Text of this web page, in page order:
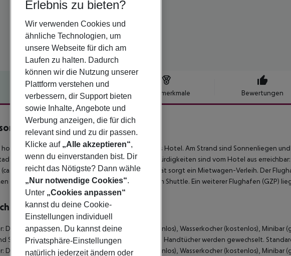
Hotelbeschreibung Hotelmerkmale Bewertungen
hoteleigenen Sand-/Kiesstrand entfernt gelegenes Hotel. Am Strand sind Sonnenliegen
Alanya ist ca. 8 km entfernt. Folgende Sehenswürdigkeiten sind vom Hotel aus erreichbar:
10 km) und Damlatas Cave (ca. 10 km). Für Mobilität sorgt ein Mietwagen-Verleih. Der
Hotel und Flughafen verkehrt (gegen Gebühr) ein Shuttle. Ein weiterer Flughafen (GZP)
Die Zimmer sind ausgestattet mit Babybett (kostenlos), Wasserkocher (kostenlos), Minibar
Sat-TV sowie individuell regulierbarer Klimaanlage. Handtücher werden gewechselt.
Die Zimmer sind ausgestattet mit Babybett (kostenlos), Wasserkocher (kostenlos), Minibar
Erlebnis zu bieten?
Wir verwenden Cookies und
ähnliche Technologien, um
unsere Webseite für dich am
Laufen zu halten. Dadurch
können wir die Nutzung unserer
Plattform verstehen und
verbessern, dir Support bieten
sowie Inhalte, Angebote und
Werbung anzeigen, die für dich
relevant sind und zu dir passen.
Klicke auf „Alle akzeptieren“,
wenn du einverstanden bist. Dir
reicht das Nötigste? Dann wähle
„Nur notwendige Cookies“.
Unter „Cookies anpassen“
kannst du deine Cookie-
Einstellungen individuell
anpassen. Du kannst deine
Privatsphäre-Einstellungen
natürlich jederzeit ändern oder